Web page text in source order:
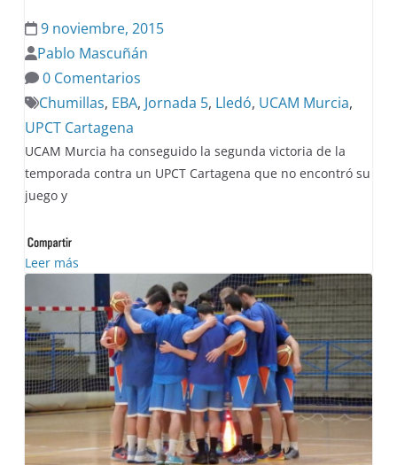
9 noviembre, 2015
Pablo Mascuñán
0 Comentarios
Chumillas, EBA, Jornada 5, Lledó, UCAM Murcia,
UPCT Cartagena
UCAM Murcia ha conseguido la segunda victoria de la
temporada contra un UPCT Cartagena que no encontró su
juego y
Leer más